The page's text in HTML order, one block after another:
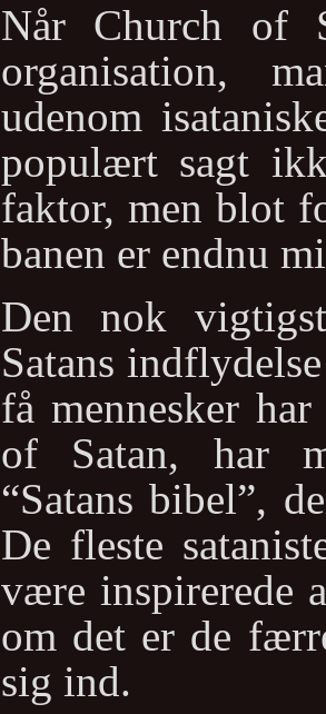
Når Church of
organisation,
udenom
populært sagt
faktor, men blot
banen er endnu
Den nok
Satans
få mennesker
of Satan, har
“Satans bibel”,
De fleste
være inspirerede
om det er de
sig ind.